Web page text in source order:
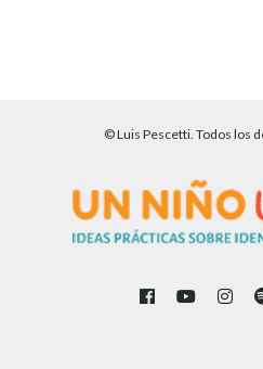
© Luis Pescetti. Todos los